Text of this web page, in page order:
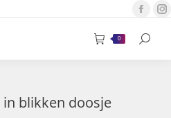
0
in blikken doosje